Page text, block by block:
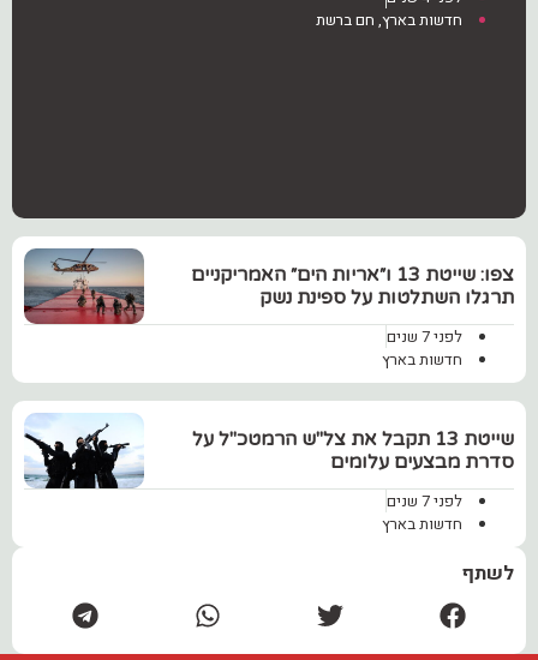
חדשות בארץ, חם ברשת
צפו: שייטת 13 ו״אריות הים״ האמריקניים
תרגלו השתלטות על ספינת נשק
לפני 7 שנים
חדשות בארץ
‏שייטת 13 תקבל את צל"ש הרמטכ"ל על
סדרת מבצעים עלומים
לפני 7 שנים
חדשות בארץ
לשתף